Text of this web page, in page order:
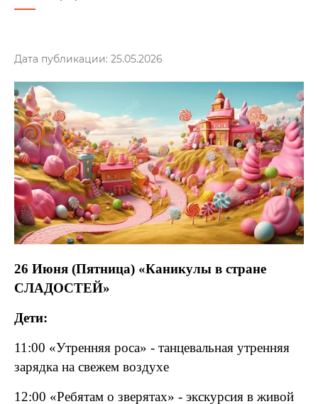
Дата публикации: 25.05.2026
26 Июня (Пятница) «Каникулы в стране
СЛАДОСТЕЙ»
Дети:
11:00 «Утренняя роса» - танцевальная утренняя
зарядка на свежем воздухе
12:00 «Ребятам о зверятах» - экскурсия в живой